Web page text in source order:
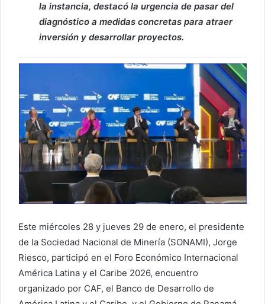
la instancia, destacó la urgencia de pasar del
diagnóstico a medidas concretas para atraer
inversión y desarrollar proyectos.
Este miércoles 28 y jueves 29 de enero, el presidente
de la Sociedad Nacional de Minería (SONAMI), Jorge
Riesco, participó en el Foro Económico Internacional
América Latina y el Caribe 2026, encuentro
organizado por CAF, el Banco de Desarrollo de